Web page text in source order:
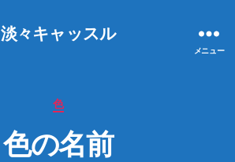
淡々キャッスル
メニュー
カ
ゴ
リ
色
色の名前